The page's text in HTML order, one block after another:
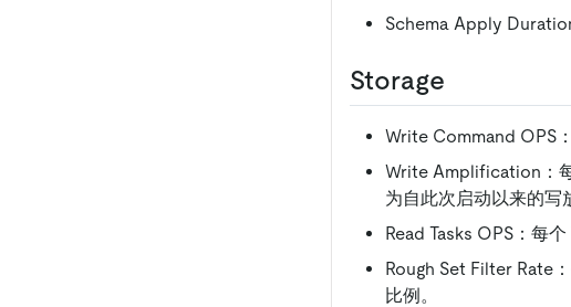
Schema Apply
Storage
Write Command OPS
Write Amplification：
为自此次启动以来的写
Read Tasks OPS：每
Rough Set Filter Rate
比例。